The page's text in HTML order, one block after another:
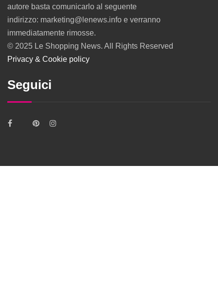
autore basta comunicarlo al seguente
indirizzo: marketing@lenews.info e verranno
immediatamente rimosse.
© 2025 Le Shopping News. All Rights Reserved
Privacy & Cookie policy
Seguici